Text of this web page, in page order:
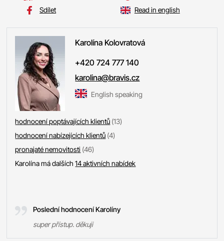
Sdílet
Read in english
Karolína Kolovratová
+420 724 777 140
karolina@bravis.cz
English speaking
hodnocení poptávajících klientů (13)
hodnocení nabízejících klientů (4)
pronajaté nemovitosti (46)
Karolína má dalších14 aktivních nabídek
Poslední hodnocení Karolíny
super přístup. děkuji